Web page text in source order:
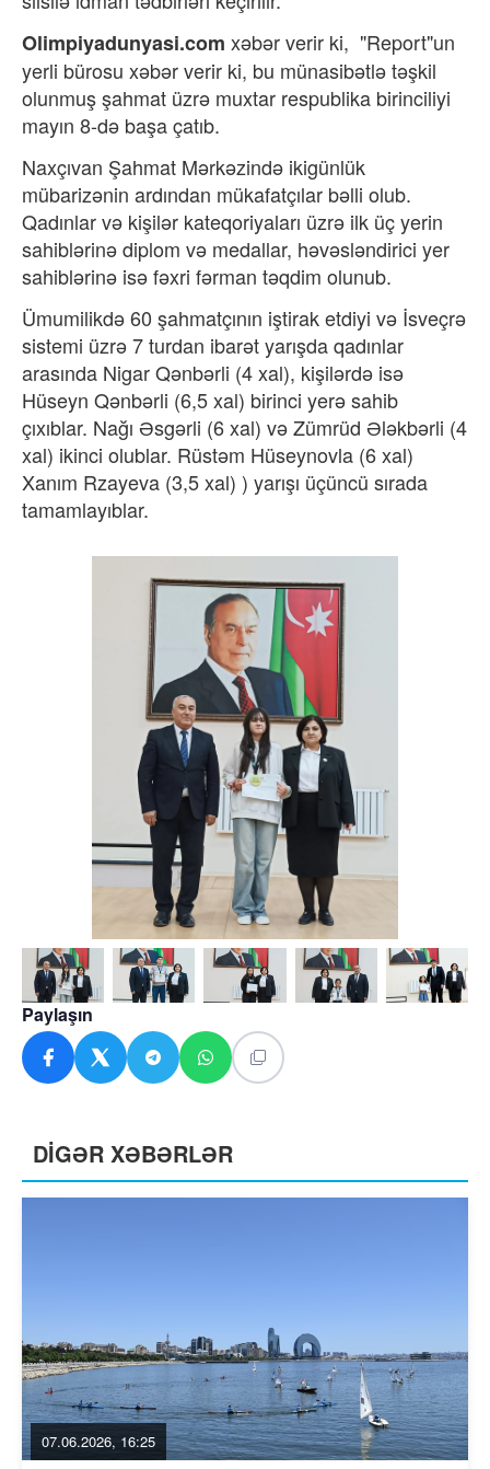
Olimpiyadunyasi.com xəbər verir ki, "Report"un
yerli bürosu xəbər verir ki, bu münasibətlə təşkil
olunmuş şahmat üzrə muxtar respublika birinciliyi
mayın 8-də başa çatıb.
Naxçıvan Şahmat Mərkəzində ikigünlük
mübarizənin ardından mükafatçılar bəlli olub.
Qadınlar və kişilər kateqoriyaları üzrə ilk üç yerin
sahiblərinə diplom və medallar, həvəsləndirici yer
sahiblərinə isə fəxri fərman təqdim olunub.
Ümumilikdə 60 şahmatçının iştirak etdiyi və İsveçrə
sistemi üzrə 7 turdan ibarət yarışda qadınlar
arasında Nigar Qənbərli (4 xal), kişilərdə isə
Hüseyn Qənbərli (6,5 xal) birinci yerə sahib
çıxıblar. Nağı Əsgərli (6 xal) və Zümrüd Ələkbərli (4
xal) ikinci olublar. Rüstəm Hüseynovla (6 xal)
Xanım Rzayeva (3,5 xal) ) yarışı üçüncü sırada
tamamlayıblar.
Paylaşın
DİGƏR XƏBƏRLƏR
07.06.2026, 16:25